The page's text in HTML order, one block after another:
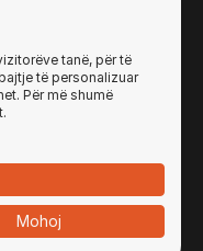
tanë, për të
të personalizuar
Për më shumë
Mohoj